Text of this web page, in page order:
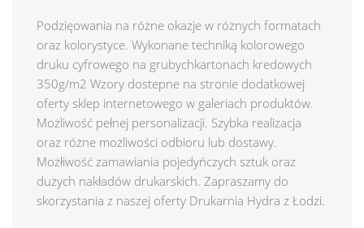
Podzięowania na różne okazje w różnych formatach
oraz kolorystyce. Wykonane techniką kolorowego
druku cyfrowego na grubychkartonach kredowych
350g/m2 Wzory dostepne na stronie dodatkowej
oferty sklep internetowego w galeriach produktów.
Możliwość pełnej personalizacji. Szybka realizacja
oraz różne możliwości odbioru lub dostawy.
Możłiwość zamawiania pojedyńczych sztuk oraz
dużych nakładów drukarskich. Zapraszamy do
skorzystania z naszej oferty Drukarnia Hydra z Łodzi.